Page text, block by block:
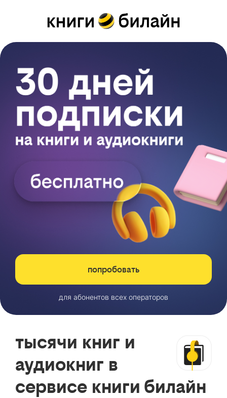
попробовать
для абонентов всех операторов
тысячи книг и
аудиокниг в
сервисе книги билайн